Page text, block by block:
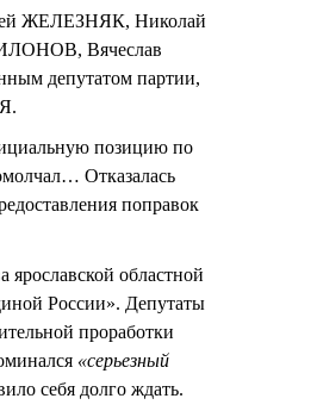
ЖЕЛЕЗНЯК, Николай
Вячеслав
депутатом партии,
позицию по
Отказалась
поправок
ярославской областной
России». Депутаты
проработки
«серьезный
себя долго ждать.